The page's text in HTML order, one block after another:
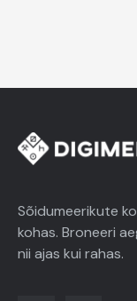
Sõidumeerikute
kohas. Broneeri
nii ajas kui rahas.